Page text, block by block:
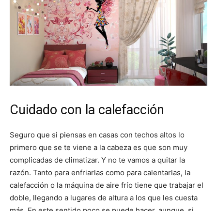
Cuidado con la calefacción
Seguro que si piensas en casas con techos altos lo
primero que se te viene a la cabeza es que son muy
complicadas de climatizar. Y no te vamos a quitar la
razón. Tanto para enfriarlas como para calentarlas, la
calefacción o la máquina de aire frío tiene que trabajar el
doble, llegando a lugares de altura a los que les cuesta